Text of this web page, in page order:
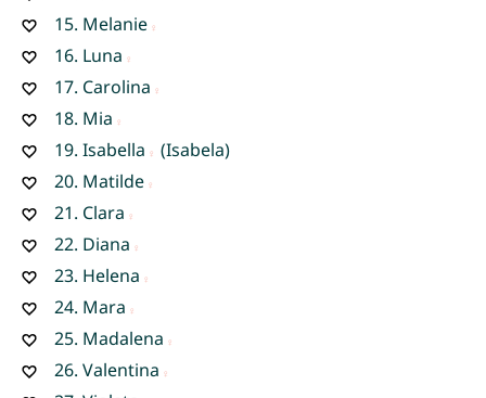
15. Melanie
16. Luna
17. Carolina
18. Mia
19. Isabella
(Isabela)
20. Matilde
21. Clara
22. Diana
23. Helena
24. Mara
25. Madalena
26. Valentina